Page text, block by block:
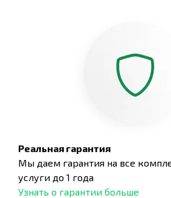
Реальная гарантия
Мы даем гарантия на все
услуги до 1 года
Узнать о гарантии больше